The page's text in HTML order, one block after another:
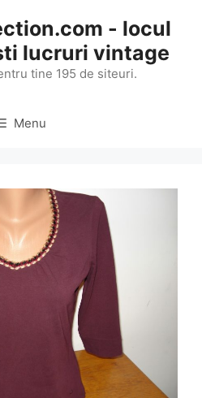
- locul
lucruri vintage
tine 195 de siteuri.
Menu